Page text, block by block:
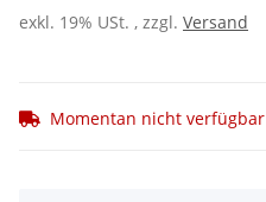
exkl. 19% USt. , zzgl. Versand
Momentan nicht verfügbar